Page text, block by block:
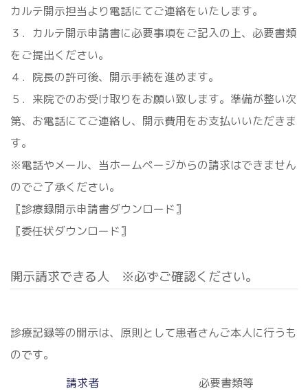
カルテ開示担当より電話にてご連絡をいたします。
３．カルテ開示申請書に必要事項をご記入の上、必要書類
をご提出ください。
４．院長の許可後、開示手続を進めます。
５．来院でのお受け取りをお願い致します。準備が整い次
第、お電話にてご連絡し、開示費用をお支払いいただきま
す。
※電話やメール、当ホームページからの請求はできません
のでご了承ください。
〚診療録開示申請書ダウンロード〛
〚委任状ダウンロード〛
開示請求できる人 ※必ずご確認ください。
診療記録等の開示は、原則として患者さんご本人に行うも
のです。
請求者
必要書類等